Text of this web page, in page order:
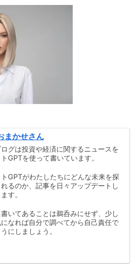
まかせさん
ログは投資や経済に関するニュースを
GPTを使って書いています。
GPTがわたしたちにどんな未来を探
るのか、記事を日々アップデートし
す。
いてあることは鵜呑みにせず、少し
なれば自分で調べてから自己責任で
にしましょう。